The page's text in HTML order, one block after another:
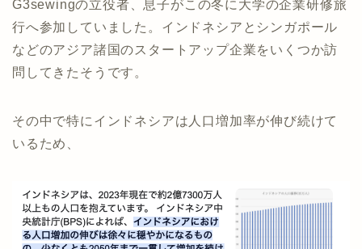
G3sewingの立役者、息子がこの冬に大学の企業研修旅
行へ参加していました。インドネシアとシンガポール
などのアジア諸国のスタートアップ企業をいくつか訪
問してきたそうです。
その中で特にインドネシアは人口増加率が伸び続けて
いるため、